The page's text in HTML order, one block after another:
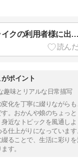
おかん、どストライクの利用者様に出会ってしまう③
ポイント
趣味とリアルな日常描写
化を丁寧に綴りながら
。おかんや娘のちょっと
近なトピックを風通し
仕上がりになっていま
ることで、生活に彩り
す。